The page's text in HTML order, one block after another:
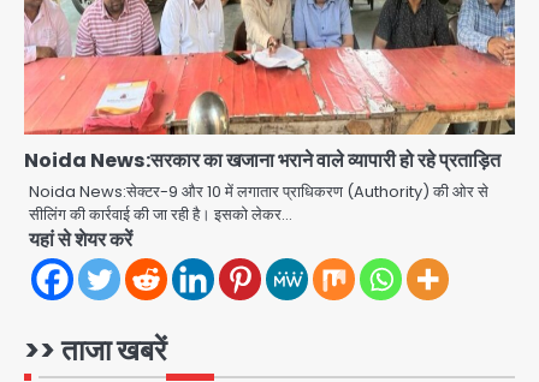
Noida News:सरकार का खजाना भराने वाले व्यापारी हो रहे प्रताड़ित
Noida News:सेक्टर-9 और 10 में लगातार प्राधिकरण (Authority) की ओर से
सीलिंग की कार्रवाई की जा रही है। इसको लेकर…
यहां से शेयर करें
>> ताजा खबरें
4
Greater Noida road accident:
तेज रफ्तार कार की टक्कर से बाइक सवार दो
युवकों की मौत, परिवारों में मातम
Avinash Kumar
5
Iljin fire accident: इलजिन
इलेक्ट्रॉनिक्स की बिल्डिंग में बड़े निर्माण दोष,
कंक्रीट बीम तिरछा; पीडब्ल्यूडी ऑडिट में
Avinash Kumar
1
Minor daughter abuse case in